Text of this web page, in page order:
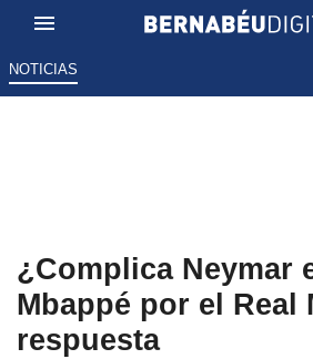
NOTICIAS
¿Complica Neymar
Mbappé por el Real
respuesta